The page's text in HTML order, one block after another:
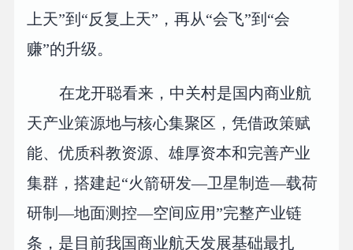
上天”到“反复上天”，再从“会飞”到“会
赚”的升级。
在龙开聪看来，中关村是国内商业航
天产业策源地与核心集聚区，凭借政策赋
能、优质科教资源、雄厚资本和完善产业
集群，搭建起“火箭研发—卫星制造—载荷
研制—地面测控—空间应用”完整产业链
条，是目前我国商业航天发展基础最扎